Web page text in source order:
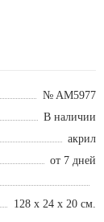
№ AM5977
В наличии
акрил
от 7 дней
128 х 24 х 20 см.